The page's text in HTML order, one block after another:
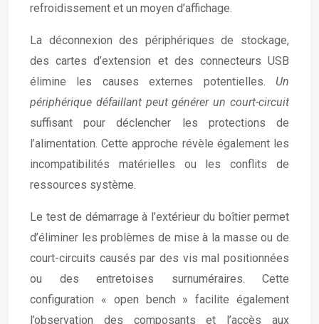
refroidissement et un moyen d’affichage.
La déconnexion des périphériques de stockage,
des cartes d’extension et des connecteurs USB
élimine les causes externes potentielles. Un
périphérique défaillant peut générer un court-circuit
suffisant pour déclencher les protections de
l’alimentation. Cette approche révèle également les
incompatibilités matérielles ou les conflits de
ressources système.
Le test de démarrage à l’extérieur du boîtier permet
d’éliminer les problèmes de mise à la masse ou de
court-circuits causés par des vis mal positionnées
ou des entretoises surnuméraires. Cette
configuration « open bench » facilite également
l’observation des composants et l’accès aux